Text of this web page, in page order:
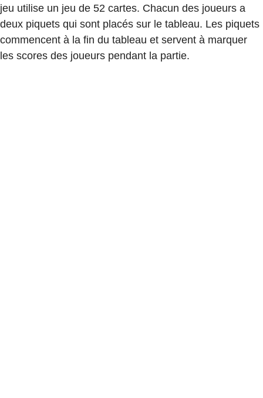
jeu utilise un jeu de 52 cartes. Chacun des joueurs a
deux piquets qui sont placés sur le tableau. Les piquets
commencent à la fin du tableau et servent à marquer
les scores des joueurs pendant la partie.